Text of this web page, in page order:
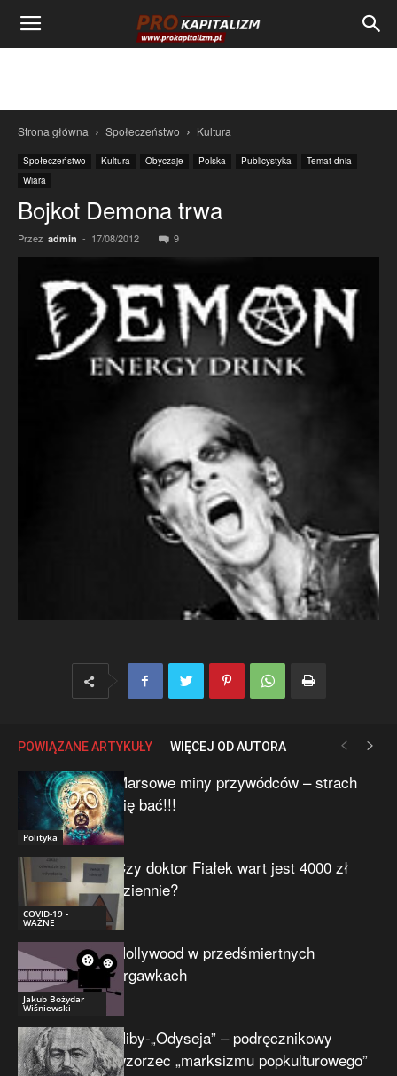
Strona główna Społeczeństwo Kultura
Społeczeństwo Kultura Obyczaje Polska Publicystyka
Temat dnia
Wiara
Bojkot Demona trwa
Przez admin - 17/08/2012 9
POWIĄZANE ARTYKUŁY WIĘCEJ OD AUTORA
Polityka
Marsowe miny przywódców – strach
się bać!!!
COVID-19 -
WAŻNE
Czy doktor Fiałek wart jest 4000 zł
dziennie?
Jakub Bożydar
Wiśniewski
Hollywood w przedśmiertnych
drgawkach
Niby-„Odyseja” – podręcznikowy
wzorzec „marksizmu popkulturowego”